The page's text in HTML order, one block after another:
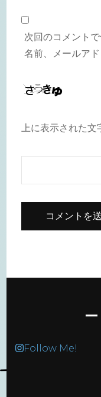
次回のコメント
名前、メールア
上に表示された文
Follow Me!